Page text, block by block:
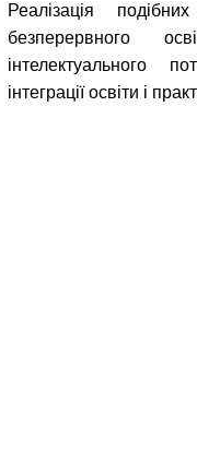
Реалізація
безперервного
інтелектуального
інтеграції освіти і